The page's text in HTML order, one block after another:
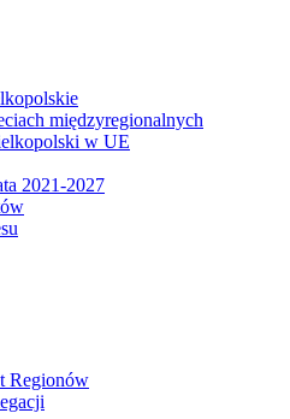
międzyregionalnych
w UE
2021-2027
Regionów